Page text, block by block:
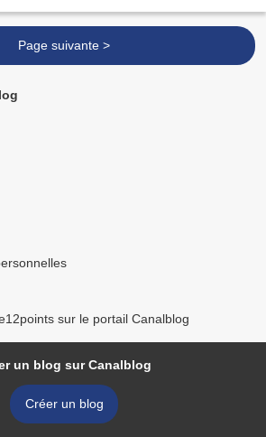
Page suivante >
sur le portail Canalblog
un blog sur Canalblog
Créer un blog